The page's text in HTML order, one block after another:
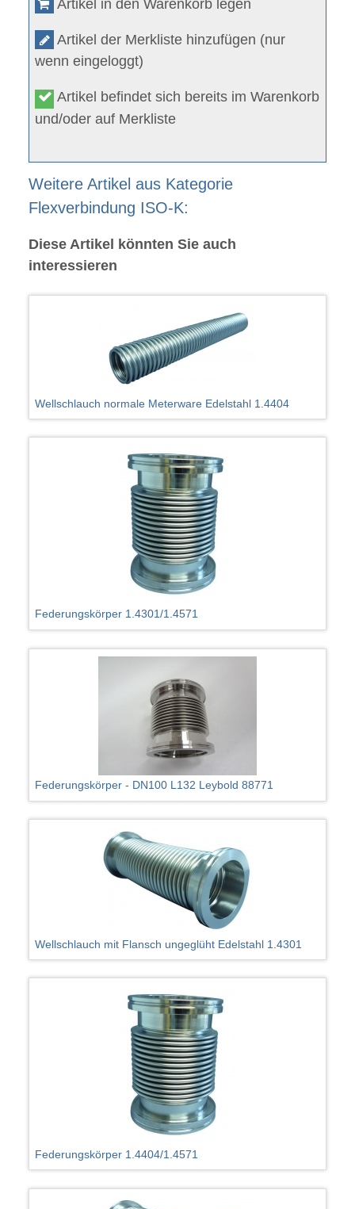
Artikel in den Warenkorb legen
Artikel der Merkliste hinzufügen (nur
wenn eingeloggt)
Artikel befindet sich bereits im Warenkorb
und/oder auf Merkliste
Weitere Artikel aus Kategorie
Flexverbindung ISO-K:
Diese Artikel könnten Sie auch
interessieren
Wellschlauch normale Meterware Edelstahl 1.4404
Federungskörper 1.4301/1.4571
Federungskörper - DN100 L132 Leybold 88771
Wellschlauch mit Flansch ungeglüht Edelstahl 1.4301
Federungskörper 1.4404/1.4571